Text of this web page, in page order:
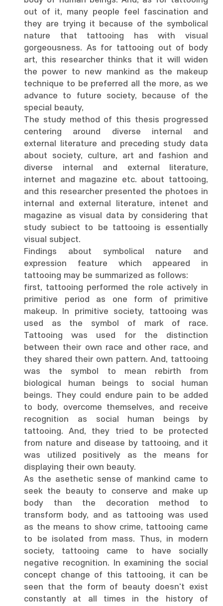
out of it, many people feel fascination and
they are trying it because of the symbolical
nature that tattooing has with visual
gorgeousness. As for tattooing out of body
art, this researcher thinks that it will widen
the power to new mankind as the makeup
technique to be preferred all the more, as we
advance to future society, because of the
special beauty,
The study method of this thesis progressed
centering around diverse internal and
external literature and preceding study data
about society, culture, art and fashion and
diverse internal and external literature,
internet and magazine etc. about tattooing,
and this researcher presented the photoes in
internal and external literature, intenet and
magazine as visual data by considering that
study subiect to be tattooing is essentially
visual subject.
Findings about symbolical nature and
expression feature which appeared in
tattooing may be summarized as follows:
first, tattooing performed the role actively in
primitive period as one form of primitive
makeup. In primitive society, tattooing was
used as the symbol of mark of race.
Tattooing was used for the distinction
between their own race and other race, and
they shared their own pattern. And, tattooing
was the symbol to mean rebirth from
biological human beings to social human
beings. They could endure pain to be added
to body, overcome themselves, and receive
recognition as social human beings by
tattooing. And, they tried to be protected
from nature and disease by tattooing, and it
was utilized positively as the means for
displaying their own beauty.
As the asethetic sense of mankind came to
seek the beauty to conserve and make up
body than the decoration method to
transform body, and as tattooing was used
as the means to show crime, tattooing came
to be isolated from mass. Thus, in modern
society, tattooing came to have socially
negative recognition. In examining the social
concept change of this tattooing, it can be
seen that the form of beauty doesn't exist
constantly at all times in the history of